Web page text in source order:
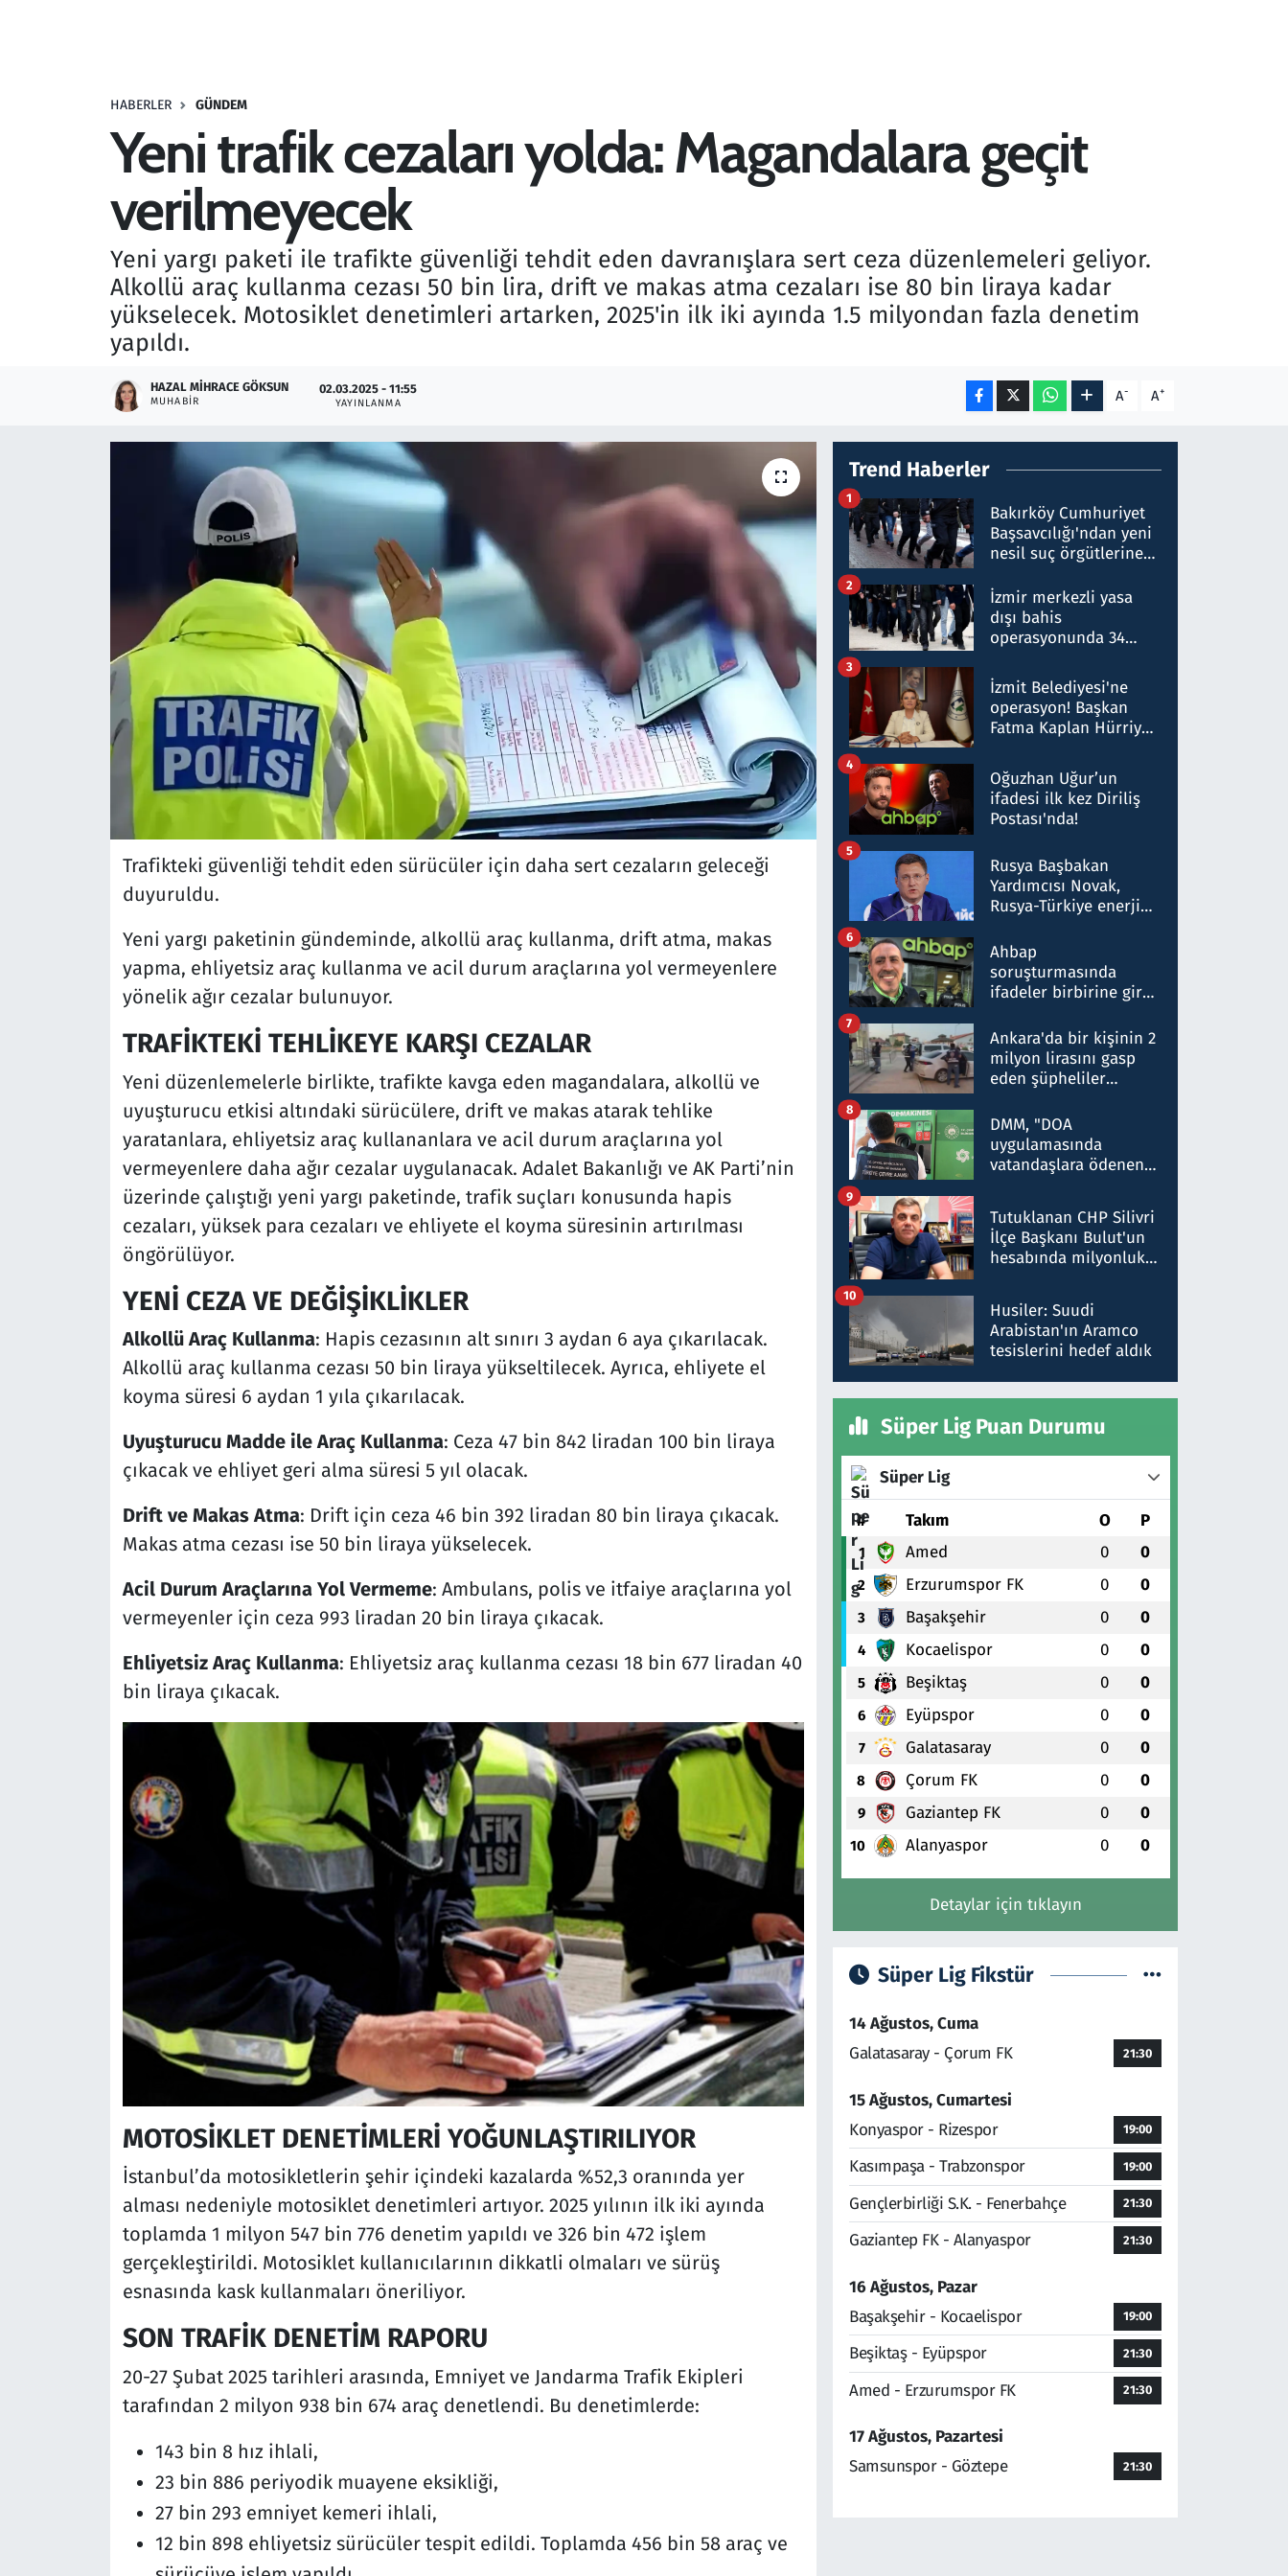
HABERLER GÜNDEM
Yeni trafik cezaları yolda: Magandalara geçit
verilmeyecek
Yeni yargı paketi ile trafikte güvenliği tehdit eden davranışlara sert ceza düzenlemeleri geliyor.
Alkollü araç kullanma cezası 50 bin lira, drift ve makas atma cezaları ise 80 bin liraya kadar
yükselecek. Motosiklet denetimleri artarken, 2025'in ilk iki ayında 1.5 milyondan fazla denetim
yapıldı.
HAZAL MIHRACE GÖKSUN
MUHABIR
02.03.2025 - 11:55
YAYINLANMA A- A+
Trafikteki güvenliği tehdit eden sürücüler için daha sert cezaların geleceği
duyuruldu.
Yeni yargı paketinin gündeminde, alkollü araç kullanma, drift atma, makas
yapma, ehliyetsiz araç kullanma ve acil durum araçlarına yol vermeyenlere
yönelik ağır cezalar bulunuyor.
TRAFİKTEKİ TEHLİKEYE KARŞI CEZALAR
Yeni düzenlemelerle birlikte, trafikte kavga eden magandalara, alkollü ve
uyuşturucu etkisi altındaki sürücülere, drift ve makas atarak tehlike
yaratanlara, ehliyetsiz araç kullananlara ve acil durum araçlarına yol
vermeyenlere daha ağır cezalar uygulanacak. Adalet Bakanlığı ve AK Parti’nin
üzerinde çalıştığı yeni yargı paketinde, trafik suçları konusunda hapis
cezaları, yüksek para cezaları ve ehliyete el koyma süresinin artırılması
öngörülüyor.
YENİ CEZA VE DEĞİŞİKLİKLER
Alkollü Araç Kullanma: Hapis cezasının alt sınırı 3 aydan 6 aya çıkarılacak.
Alkollü araç kullanma cezası 50 bin liraya yükseltilecek. Ayrıca, ehliyete el
koyma süresi 6 aydan 1 yıla çıkarılacak.
Uyuşturucu Madde ile Araç Kullanma: Ceza 47 bin 842 liradan 100 bin liraya
çıkacak ve ehliyet geri alma süresi 5 yıl olacak.
Drift ve Makas Atma: Drift için ceza 46 bin 392 liradan 80 bin liraya çıkacak.
Makas atma cezası ise 50 bin liraya yükselecek.
Acil Durum Araçlarına Yol Vermeme: Ambulans, polis ve itfaiye araçlarına yol
vermeyenler için ceza 993 liradan 20 bin liraya çıkacak.
Ehliyetsiz Araç Kullanma: Ehliyetsiz araç kullanma cezası 18 bin 677 liradan 40
bin liraya çıkacak.
MOTOSİKLET DENETİMLERİ YOĞUNLAŞTIRILIYOR
İstanbul’da motosikletlerin şehir içindeki kazalarda %52,3 oranında yer
alması nedeniyle motosiklet denetimleri artıyor. 2025 yılının ilk iki ayında
toplamda 1 milyon 547 bin 776 denetim yapıldı ve 326 bin 472 işlem
gerçekleştirildi. Motosiklet kullanıcılarının dikkatli olmaları ve sürüş
esnasında kask kullanmaları öneriliyor.
SON TRAFİK DENETİM RAPORU
20-27 Şubat 2025 tarihleri arasında, Emniyet ve Jandarma Trafik Ekipleri
tarafından 2 milyon 938 bin 674 araç denetlendi. Bu denetimlerde:
143 bin 8 hız ihlali,
23 bin 886 periyodik muayene eksikliği,
27 bin 293 emniyet kemeri ihlali,
12 bin 898 ehliyetsiz sürücüler tespit edildi. Toplamda 456 bin 58 araç ve
Trend Haberler
Bakırköy Cumhuriyet
Başsavcılığı'ndan yeni
nesil suç örgütlerine
hakkında gözaltı kararı
1
İzmir merkezli yasa
dışı bahis
operasyonunda 34
Milyar liralık para
trafiği tespit edildi
2
İzmit Belediyesi'ne
operasyon! Başkan
Fatma Kaplan Hürriyet
3
Oğuzhan Uğur’un
ifadesi ilk kez Diriliş
Postası'nda!
4
Rusya Başbakan
Yardımcısı Novak,
Rusya-Türkiye enerji
nitelikte olduğunu
belirtti
5
Ahbap
soruşturmasında
ifadeler birbirine girdi:
ifadelerinden ortaya
çıkan tablo şok etti
6
Ankara'da bir kişinin 2
milyon lirasını gasp
eden şüpheliler
7
DMM, "DOA
uygulamasında
vatandaşlara ödenen
düşürüldüğü" iddiasını
yalanladı
8
Tutuklanan CHP Silivri
İlçe Başkanı Bulut'un
hesabında milyonluk
talimat verdi, ben
gönderdim
9
Husiler: Suudi
Arabistan'ın Aramco
tesislerini hedef aldık
10
Süper Lig Puan Durumu
Süper Lig
# Takım O P
1 Amed 0 0
2 Erzurumspor FK 0 0
3 Başakşehir 0 0
4 Kocaelispor 0 0
5 Beşiktaş 0 0
6 Eyüpspor 0 0
7 Galatasaray 0 0
8 Çorum FK 0 0
9 Gaziantep FK 0 0
10 Alanyaspor 0 0
Detaylar için tıklayın
Süper Lig Fikstür
14 Ağustos, Cuma
Galatasaray - Çorum FK
21:30
15 Ağustos, Cumartesi
Konyaspor - Rizespor
19:00
Kasımpaşa - Trabzonspor 19:00
Gençlerbirliği S.K. - Fenerbahçe 21:30
Gaziantep FK - Alanyaspor 21:30
16 Ağustos, Pazar
Başakşehir - Kocaelispor
19:00
Beşiktaş - Eyüpspor 21:30
Amed - Erzurumspor FK 21:30
17 Ağustos, Pazartesi
Samsunspor - Göztepe
21:30
Teknoloji ve Bilim
Televizyon